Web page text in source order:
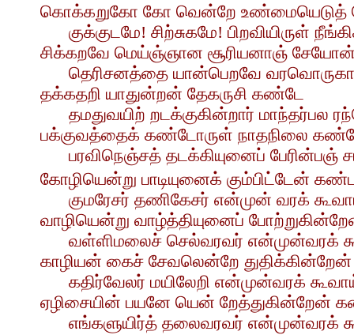
கொக்கறுகோ கோ வென்றே உண்மையெடுத்
குக்குடமே! சிற்சுகமே! பிறவியிருள்
சிக்கறவே மெய்ஞ்ஞான சூரியனாஞ்
தெரிசனத்தை யான்பெறவே
தக்கதறி யாதுன்றன் தேகருசி கண்டே
தமதுவயிற் றடக்குகின்றார் மாந்தர்பல
பக்குவத்தைக் கண்டோருள் நாதநிலை
பரவிநெஞ்சத் தடக்கியுனைப் பேரின்பஞ்
கோழியென்று பாடியுனைக் கும்பிட்டேன்
குமரேசர் தணிகேசர் என்முன் வரக்
வாழியென்று வாழ்த்தியுனைப்
வள்ளிமலைச் செல்வரவர் என்முன்வரக்
காழியன் கைச் சேவலென்றே
கதிர்வேலர் மயிலேறி என்முன்வரக்
ஏழிசையின் பயனே யென் றேத்துகின்றேன்
எங்களுயிர்த் தலைவரவர் என்முன்வரக்